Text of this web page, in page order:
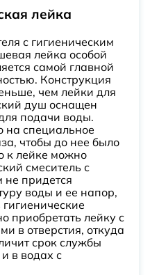
лейка
с гигиеническим
лейка особой
самой главной
Конструкция
чем лейки для
душ оснащен
подачи воды.
на специальное
чтобы до нее было
к лейке можно
смеситель с
не придется
воды и ее напор,
приобретать лейку с
в отверстия, откуда
срок службы
в водах с